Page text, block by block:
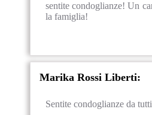
sentite condoglianze! Un
la famiglia!
Marika Rossi Liberti:
Sentite condoglianze da